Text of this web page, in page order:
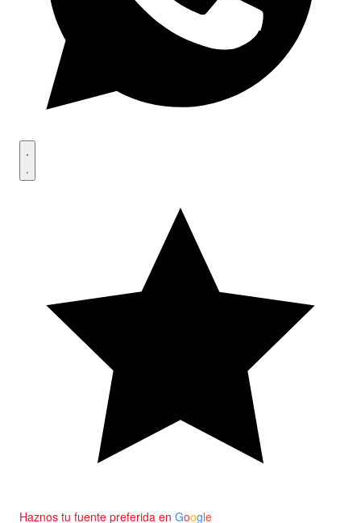
Haznos tu fuente preferida en Google